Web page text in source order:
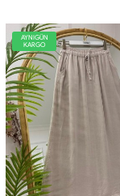
AYNIGÜN
KARGO